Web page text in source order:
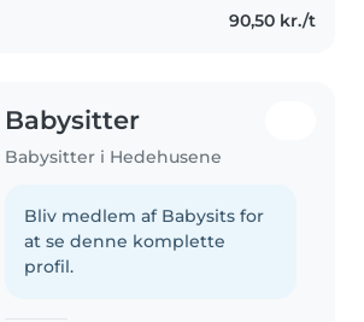
90,50 kr./t
Babysitter
Babysitter i Hedehusene
Bliv medlem af Babysits for
at se denne komplette
profil.